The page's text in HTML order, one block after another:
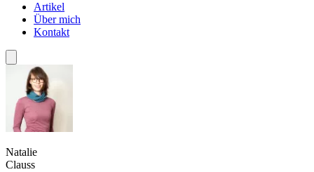
Artikel
Über mich
Kontakt
Natalie
Clauss